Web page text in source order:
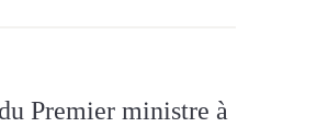
Premier ministre à